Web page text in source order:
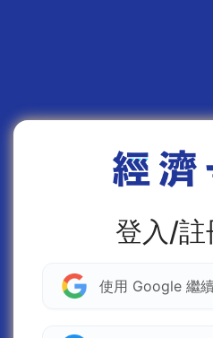
登入/註
使用 Google 繼